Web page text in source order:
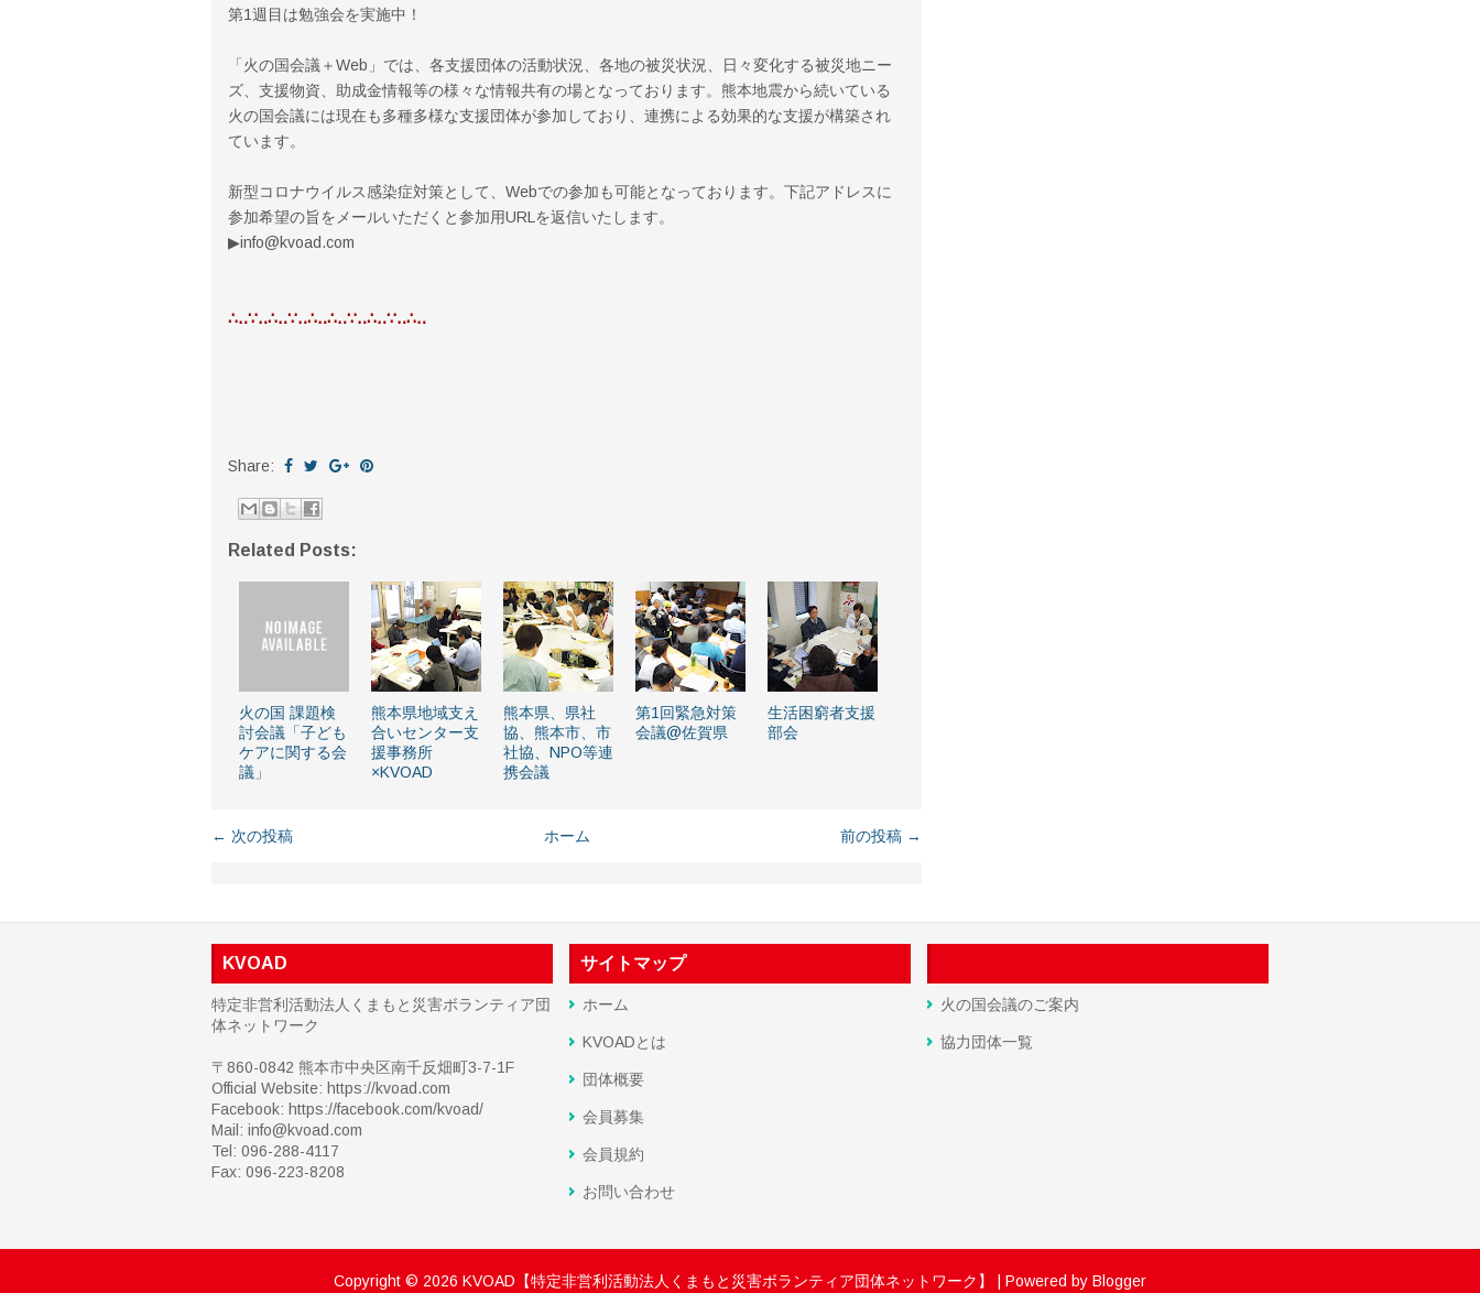
第1週目は勉強会を実施中！
「火の国会議＋Web」では、各支援団体の活動状況、各地の被災状況、日々変化する被災地ニー
ズ、支援物資、助成金情報等の様々な情報共有の場となっております。熊本地震から続いている
火の国会議には現在も多種多様な支援団体が参加しており、連携による効果的な支援が構築され
ています。
新型コロナウイルス感染症対策として、Webでの参加も可能となっております。下記アドレスに
参加希望の旨をメールいただくと参加用URLを返信いたします。
▶︎info@kvoad.com
∴‥∵‥∴‥∵‥∴‥∴‥∵‥∴‥∵‥∴‥
Share:
Related Posts:
火の国 課題検
討会議「子ども
ケアに関する会
議」
熊本県地域支え
合いセンター支
援事務所
×KVOAD
熊本県、県社
協、熊本市、市
社協、NPO等連
携会議
第1回緊急対策
会議@佐賀県
生活困窮者支援
部会
← 次の投稿 前の投稿 →
ホーム
KVOAD
特定非営利活動法人くまもと災害ボランティア団
体ネットワーク
〒860-0842 熊本市中央区南千反畑町3-7-1F
Official Website: https://kvoad.com
Facebook: https://facebook.com/kvoad/
Mail: info@kvoad.com
Tel: 096-288-4117
Fax: 096-223-8208
サイトマップ
ホーム
KVOADとは
団体概要
会員募集
会員規約
お問い合わせ
火の国会議のご案内
協力団体一覧
Copyright © 2026 KVOAD【特定非営利活動法人くまもと災害ボランティア団体ネットワーク】 | Powered by Blogger